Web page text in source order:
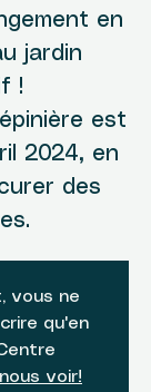
en
jardin
!
est
2024, en
des
vous ne
qu'en
voir!